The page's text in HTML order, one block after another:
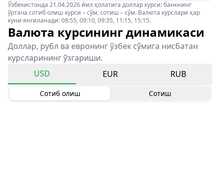
Ўзбекистонда 21.04.2026 йил ҳолатига доллар курси: банкнинг
ўртача сотиб олиш курси – сўм, сотиш – сўм. Валюта курслари ҳар
куни янгиланади: 08:55, 09:10, 09:35, 11:15, 15:15.
Валюта курсининг динамикаси
Доллар, рубл ва евронинг ўзбек сўмига нисбатан
курсларининг ўзгариши.
USD
EUR RUB
Сотиб олиш Сотиш